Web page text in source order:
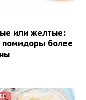
или желтые:
помидоры более